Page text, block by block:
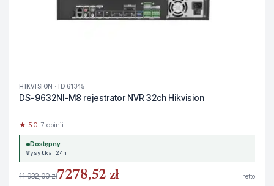
HIKVISION · ID 61345
DS-9632NI-M8 rejestrator NVR 32ch Hikvision
★ 5.0· 7 opinii
Dostępny
Wysyłka 24h
11 932,00 zł7278,52 zł netto